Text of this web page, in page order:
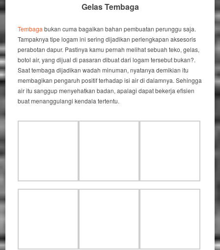
Gelas Tembaga
Tembaga bukan cuma bagaikan bahan pembuatan perunggu saja.
Tampaknya tipe logam ini sering dijadikan perlengkapan aksesoris
perabotan dapur. Pastinya kamu pernah melihat sebuah teko, gelas,
botol air, yang dijual di pasaran dibuat dari logam tersebut bukan?.
Saat tembaga dijadikan wadah minuman, nyatanya demikian itu
membagikan pengaruh positif terhadap isi air di dalamnya. Sehingga
air itu sanggup menyehatkan badan, apalagi dapat bekerja efisien
buat menanggulangi kendala tertentu.